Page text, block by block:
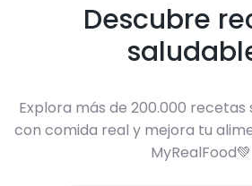
Descubre
Explora más de 200.000 recetas
con comida real y mejora tu
MyRealFood💚